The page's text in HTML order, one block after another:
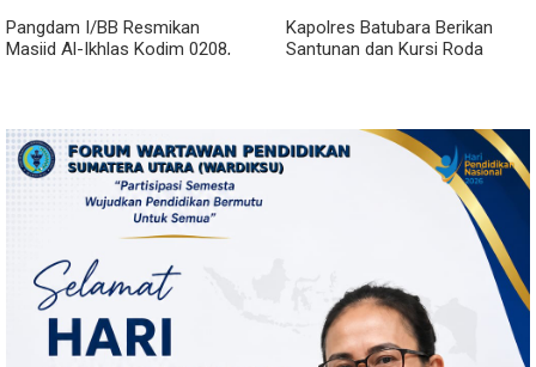
Pangdam I/BB Resmikan
Masjid Al-Ikhlas Kodim 0208,
Kapolres Batubara Berikan
Santunan dan Kursi Roda